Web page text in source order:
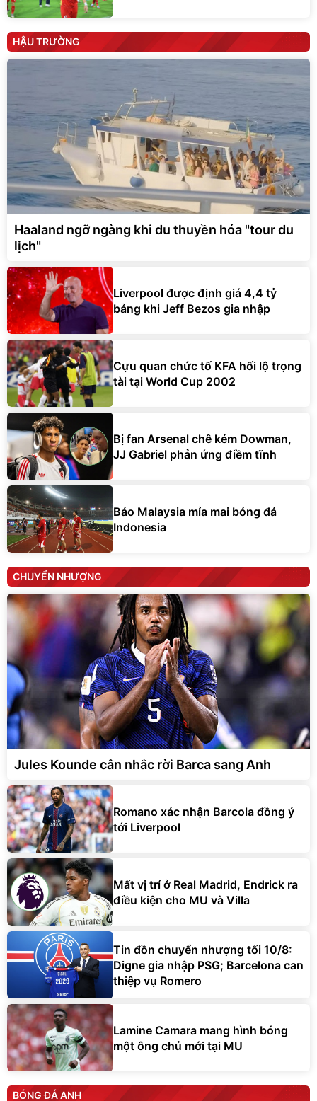
HẬU TRƯỜNG
Haaland ngỡ ngàng khi du thuyền hóa "tour du
lịch"
Liverpool được định giá 4,4 tỷ
bảng khi Jeff Bezos gia nhập
Cựu quan chức tố KFA hối lộ trọng
tài tại World Cup 2002
Bị fan Arsenal chê kém Dowman,
JJ Gabriel phản ứng điềm tĩnh
Báo Malaysia mỉa mai bóng đá
Indonesia
CHUYỂN NHƯỢNG
Jules Kounde cân nhắc rời Barca sang Anh
Romano xác nhận Barcola đồng ý
tới Liverpool
Mất vị trí ở Real Madrid, Endrick ra
điều kiện cho MU và Villa
Tin đồn chuyển nhượng tối 10/8:
Digne gia nhập PSG; Barcelona can
thiệp vụ Romero
Lamine Camara mang hình bóng
một ông chủ mới tại MU
BÓNG ĐÁ ANH